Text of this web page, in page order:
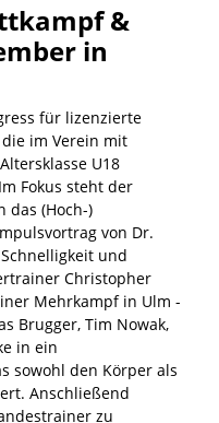
&
in
für lizenzierte
im Verein mit
U18
Fokus steht der
das (Hoch-)
von Dr.
und
Christopher
Mehrkampf in Ulm -
Brugger, Tim Nowak,
in ein
sowohl den Körper als
Anschließend
zu